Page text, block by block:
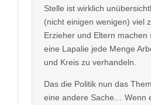
Stelle ist wirklich
(nicht einigen wenigen) viel
Erzieher und Eltern
eine Lapalie jede Menge
und Kreis zu verhandeln.
Das die Politik nun das
eine andere Sache… Wenn